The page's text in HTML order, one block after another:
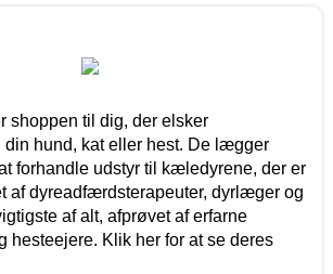
shoppen til dig, der elsker
din hund, kat eller hest. De lægger
forhandle udstyr til kæledyrene, der er
af dyreadfærdsterapeuter, dyrlæger og
af alt, afprøvet af erfarne
hesteejere. Klik her for at se deres